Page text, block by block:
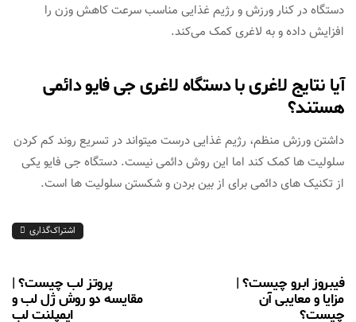
دستگاه در کنار ورزش و رژیم غذایی مناسب سرعت کاهش وزن را
افزایش داده و به لاغری کمک می‌کند.
آیا نتایج لاغری با دستگاه لاغری جی فایو دائمی
هستند؟
داشتن ورزش منظم، رژیم غذایی درست میتواند در تسریع روند کم کردن
سلولیت ها کمک کند اما این روش دائمی نیست. دستگاه جی فایو یکی
از تکنیک های دائمی برای از بین بردن و شکستن سلولیت ها است.
اشتراک‌گذاری
پروتز لب چیست؟ |
مقایسه دو روش ژل لب و
ایمپلنت لب
فیبروز ابرو چیست؟ |
مزایا و معایبی آن
چیست؟